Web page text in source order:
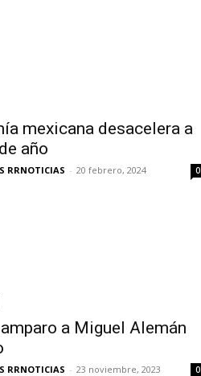
mexicana desacelera a
año
RRNOTICIAS - 20 febrero, 2024 0
a Miguel Alemán
RRNOTICIAS - 23 noviembre, 2023 0